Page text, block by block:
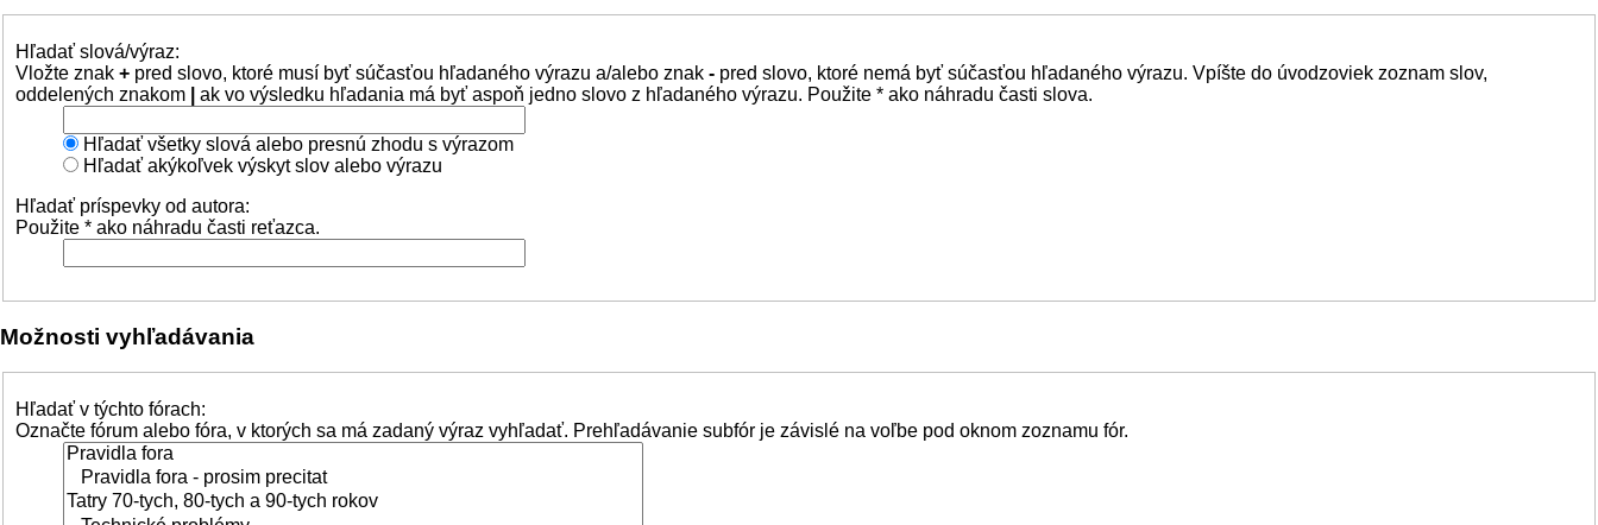
Hľadať slová/výraz:
Vložte znak + pred slovo, ktoré musí byť súčasťou hľadaného výrazu a/alebo znak - pred slovo, ktoré nemá byť súčasťou hľadaného výrazu. Vpíšte do úvodzoviek zoznam slov,
oddelených znakom
ak vo výsledku hľadania má byť aspoň jedno slovo z hľadaného výrazu. Použite * ako náhradu časti slova.
Hľadať všetky slová alebo presnú zhodu s výrazom
Hľadať akýkoľvek výskyt slov alebo výrazu
Hľadať príspevky od autora:
Použite * ako náhradu časti reťazca.
Možnosti vyhľadávania
Hľadať v týchto fórach:
Označte fórum alebo fóra, v ktorých sa má zadaný výraz vyhľadať. Prehľadávanie subfór je závislé na voľbe pod oknom zoznamu fór.